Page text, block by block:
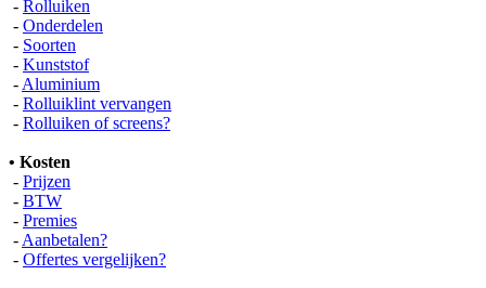
- Rolluiken
- Onderdelen
- Soorten
- Kunststof
- Aluminium
- Rolluiklint vervangen
- Rolluiken of screens?
• Kosten
- Prijzen
- BTW
- Premies
- Aanbetalen?
- Offertes vergelijken?